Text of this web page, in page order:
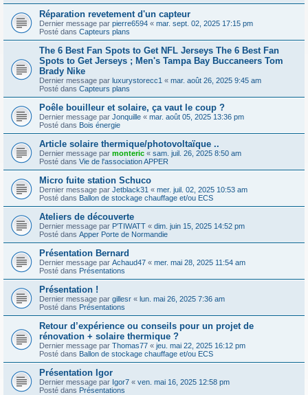
Réparation revetement d'un capteur
Dernier message par pierre6594 « mar. sept. 02, 2025 17:15 pm
Posté dans Capteurs plans
The 6 Best Fan Spots to Get NFL Jerseys The 6 Best Fan
Spots to Get Jerseys ; Men's Tampa Bay Buccaneers Tom
Brady Nike
Dernier message par luxurystorecc1 « mar. août 26, 2025 9:45 am
Posté dans Capteurs plans
Poêle bouilleur et solaire, ça vaut le coup ?
Dernier message par Jonquille « mar. août 05, 2025 13:36 pm
Posté dans Bois énergie
Article solaire thermique/photovoltaïque ..
Dernier message par monteric « sam. juil. 26, 2025 8:50 am
Posté dans Vie de l'association APPER
Micro fuite station Schuco
Dernier message par Jetblack31 « mer. juil. 02, 2025 10:53 am
Posté dans Ballon de stockage chauffage et/ou ECS
Ateliers de découverte
Dernier message par P'TIWATT « dim. juin 15, 2025 14:52 pm
Posté dans Apper Porte de Normandie
Présentation Bernard
Dernier message par Achaud47 « mer. mai 28, 2025 11:54 am
Posté dans Présentations
Présentation !
Dernier message par gillesr « lun. mai 26, 2025 7:36 am
Posté dans Présentations
Retour d’expérience ou conseils pour un projet de
rénovation + solaire thermique ?
Dernier message par Thomas77 « jeu. mai 22, 2025 16:12 pm
Posté dans Ballon de stockage chauffage et/ou ECS
Présentation Igor
Dernier message par Igor7 « ven. mai 16, 2025 12:58 pm
Posté dans Présentations